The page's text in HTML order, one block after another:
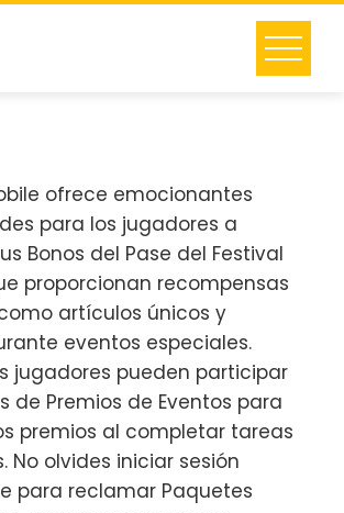
ofrece emocionantes
para los jugadores a
Bonos del Pase del Festival
proporcionan recompensas
artículos únicos y
eventos especiales.
jugadores pueden participar
de Premios de Eventos para
premios al completar tareas
No olvides iniciar sesión
para reclamar Paquetes